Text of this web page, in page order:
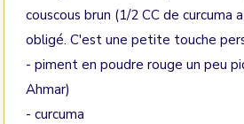
couscous brun (1/2 CC de curcuma
obligé. C'est une petite touche
- piment en poudre rouge un peu
Ahmar)
- curcuma